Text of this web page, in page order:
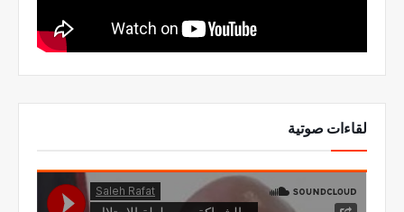
لقاءات صوتية